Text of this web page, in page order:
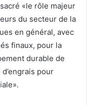
«le rôle majeur
du secteur de la
en général, avec
finaux, pour la
durable de
pour